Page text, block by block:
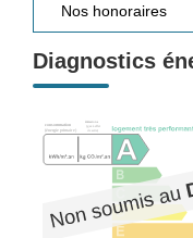
Nos honoraires
Diagnostics